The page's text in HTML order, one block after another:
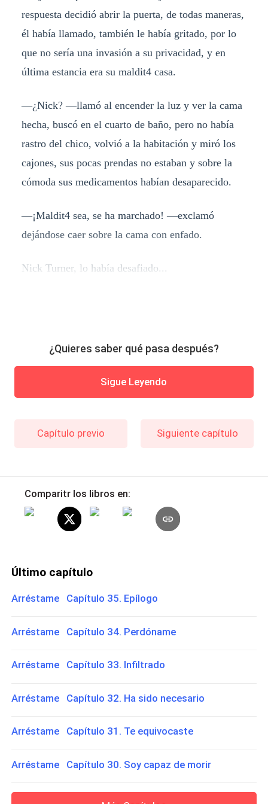
respuesta decidió abrir la puerta, de todas maneras,
él había llamado, también le había gritado, por lo
que no sería una invasión a su privacidad, y en
última estancia era su maldit4 casa.
—¿Nick? —llamó al encender la luz y ver la cama
hecha, buscó en el cuarto de baño, pero no había
rastro del chico, volvió a la habitación y miró los
cajones, sus pocas prendas no estaban y sobre la
cómoda sus medicamentos habían desaparecido.
—¡Maldit4 sea, se ha marchado! —exclamó
dejándose caer sobre la cama con enfado.
Nick Turner, lo había desafiado...
¿Quieres saber qué pasa después?
Sigue Leyendo
Capítulo previo Siguiente capítulo
Comparitr los libros en:
Último capítulo
Arréstame Capítulo 35. Epílogo
Arréstame Capítulo 34. Perdóname
Arréstame Capítulo 33. Infiltrado
Arréstame Capítulo 32. Ha sido necesario
Arréstame Capítulo 31. Te equivocaste
Arréstame Capítulo 30. Soy capaz de morir